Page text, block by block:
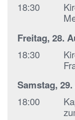
18:30
Freitag, 28.
18:30
Samstag,
18:00